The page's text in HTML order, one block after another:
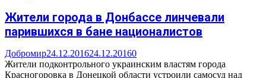
Жители города в Донбассе линчевали
парившихся в бане националистов
Добромир24.12.201624.12.20160
Жители подконтрольного украинским властям города
Красногоровка в Донецкой области устроили самосуд над